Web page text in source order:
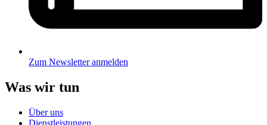
Zum Newsletter anmelden
Was wir tun
Über uns